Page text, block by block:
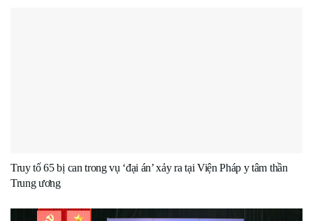
Truy tố 65 bị can trong vụ ‘đại án’ xảy ra tại Viện Pháp y tâm thần
Trung ương